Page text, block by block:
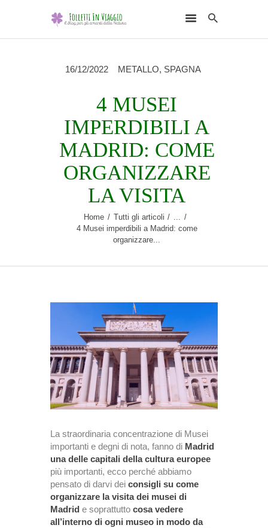
16/12/2022 METALLO, SPAGNA
4 MUSEI
IMPERDIBILI A
MADRID: COME
ORGANIZZARE
LA VISITA
Home Tutti gli articoli
4 Musei imperdibili a Madrid: come
organizzare...
HOME
DESTINAZIONI
SCEGLI L’ELEMENTO
NATURALE
RUBRICHE
CHI SONO
La straordinaria concentrazione di Musei
importanti e degni di nota, fanno di Madrid
una delle capitali della cultura europee
più importanti, ecco perché abbiamo
pensato di darvi dei consigli su come
organizzare la visita dei musei di
Madrid e soprattutto cosa vedere
all’interno di ogni museo in modo da